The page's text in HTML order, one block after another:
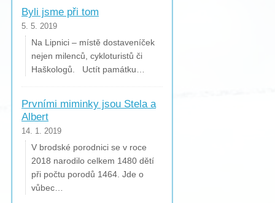
Byli jsme při tom
5. 5. 2019
Na Lipnici – místě dostaveníček
nejen milenců, cykloturistů či
Haškologů. Uctít památku…
Prvními miminky jsou Stela a
Albert
14. 1. 2019
V brodské porodnici se v roce
2018 narodilo celkem 1480 dětí
při počtu porodů 1464. Jde o
vůbec…